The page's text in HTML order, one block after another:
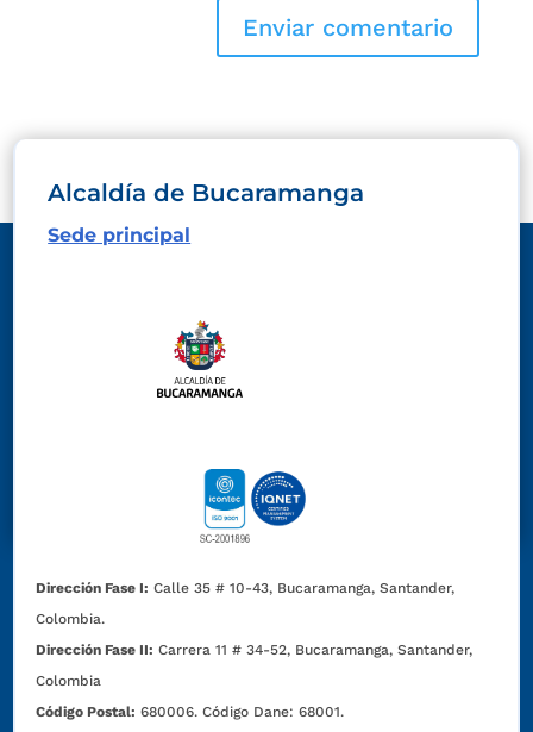
Alcaldía de Bucaramanga
Sede principal
Dirección Fase I: Calle 35 # 10-43, Bucaramanga, Santander,
Colombia.
Dirección Fase II: Carrera 11 # 34-52, Bucaramanga, Santander,
Colombia
Código Postal: 680006. Código Dane: 68001.